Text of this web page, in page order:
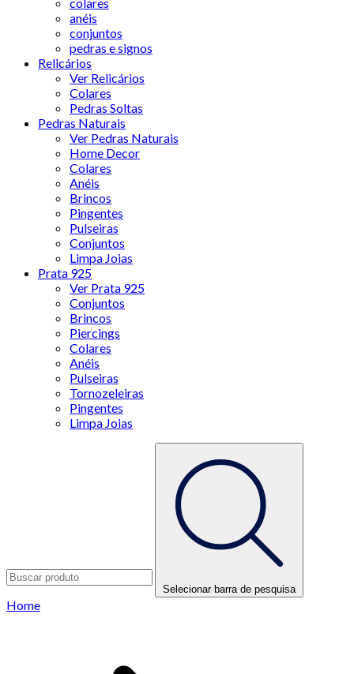
anéis
conjuntos
pedras e signos
Relicários
Ver Relicários
Colares
Pedras Soltas
Pedras Naturais
Ver Pedras Naturais
Home Decor
Colares
Anéis
Brincos
Pingentes
Pulseiras
Conjuntos
Limpa Joias
Prata 925
Ver Prata 925
Conjuntos
Brincos
Piercings
Colares
Anéis
Pulseiras
Tornozeleiras
Pingentes
Limpa Joias
Selecionar barra de pesquisa
Home